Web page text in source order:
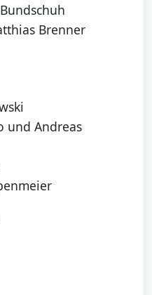
Brenner
und Andreas